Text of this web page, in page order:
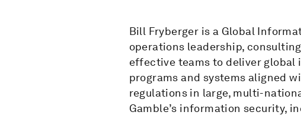
Bill Fryberger is a Global
operations leadership,
effective teams to deliver
programs and systems aligned
regulations in large, multi-
Gamble’s information security,